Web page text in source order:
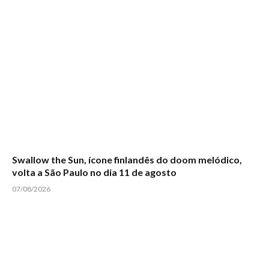
Swallow the Sun, ícone finlandês do doom melódico,
volta a São Paulo no dia 11 de agosto
07/08/2026